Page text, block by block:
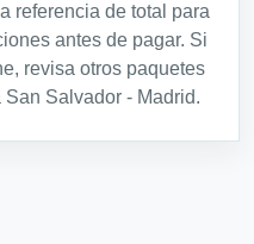
referencia de total para
antes de pagar. Si
revisa otros paquetes
Salvador - Madrid.